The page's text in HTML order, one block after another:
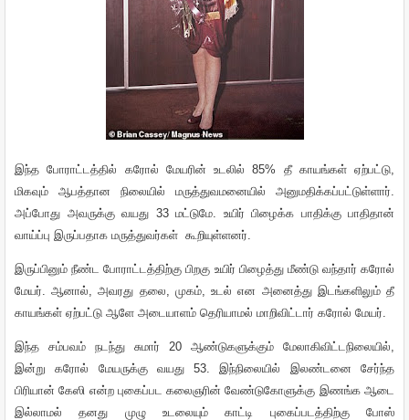
இந்த போராட்டத்தில் கரோல் மேயரின் உடலில் 85% தீ காயங்கள் ஏற்பட்டு,
மிகவும்
ஆபத்தான நிலையில் மருத்துவமனையில் அனுமதிக்கப்பட்டுள்ளார்.
அப்போது அவருக்கு வயது 33 மட்டுமே. உயிர் பிழைக்க பாதிக்கு பாதிதான்
வாய்ப்பு இருப்பதாக மருத்துவர்கள் கூறியுள்ளனர்.
இருப்பினும் நீண்ட போராட்டத்திற்கு பிறகு உயிர் பிழைத்து மீண்டு வந்தார் கரோல்
மேயர்.ஆனால்,அவரது தலை, முகம்,உடல் என அனைத்து இடங்களிலும் தீ
காயங்கள் ஏற்பட்டு ஆளே அடையாளம் தெரியாமல் மாறிவிட்டார் கரோல் மேயர்.
இந்த சம்பவம் நடந்து சுமார் 20 ஆண்டுகளுக்கும் மேலாகிவிட்டநிலையில்,
இன்று
கரோல் மேயருக்கு வயது53.இந்நிலையில் இலண்டனை
சேர்ந்த
பிரியான் கேஸி என்ற புகைப்பட கலைஞரின் வேண்டுகோளுக்கு இணங்க ஆடை
இல்லாமல்
தனது முழு உடலையும் காட்டி புகைப்படத்திற்கு
போஸ்